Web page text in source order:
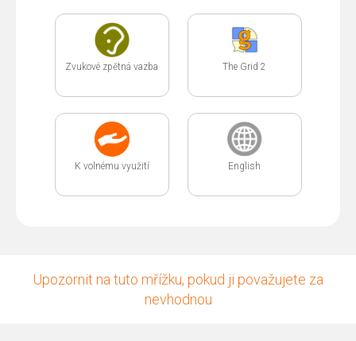
Zvukové zpětná vazba The Grid 2
K volnému využití English
Upozornit na tuto mřížku, pokud ji považujete za
nevhodnou